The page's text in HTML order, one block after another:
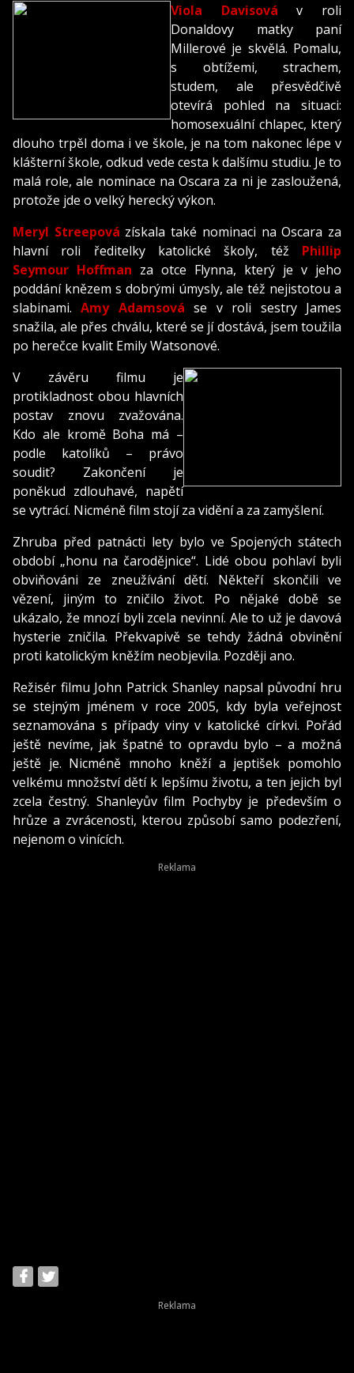
Viola Davisová v roli
Donaldovy matky paní
Millerové je skvělá. Pomalu,
s obtížemi, strachem,
studem, ale přesvědčivě
otevírá pohled na situaci:
homosexuální chlapec, který
dlouho trpěl doma i ve škole, je na tom nakonec lépe v
klášterní škole, odkud vede cesta k dalšímu studiu. Je to
malá role, ale nominace na Oscara za ni je zasloužená,
protože jde o velký herecký výkon.
Meryl Streepová získala také nominaci na Oscara za
hlavní roli ředitelky katolické školy, též Phillip
Seymour Hoffman za otce Flynna, který je v jeho
poddání knězem s dobrými úmysly, ale též nejistotou a
slabinami.Amy Adamsová se v roli sestry James
snažila, ale přes chválu, které se jí dostává, jsem toužila
po herečce kvalit Emily Watsonové.
V závěru filmu je
protikladnost obou hlavních
postav znovu zvažována.
Kdo ale kromě Boha má –
podle katolíků – právo
soudit? Zakončení je
poněkud zdlouhavé, napětí
se vytrácí. Nicméně film stojí za vidění a za zamyšlení.
Zhruba před patnácti lety bylo ve Spojených státech
období „honu na čarodějnice“. Lidé obou pohlaví byli
obviňováni ze zneužívání dětí. Někteří skončili ve
vězení, jiným to zničilo život. Po nějaké době se
ukázalo, že mnozí byli zcela nevinní. Ale to už je davová
hysterie zničila. Překvapivě se tehdy žádná obvinění
proti katolickým kněžím neobjevila. Později ano.
Režisér filmu John Patrick Shanley napsal původní hru
se stejným jménem v roce 2005, kdy byla veřejnost
seznamována s případy viny v katolické církvi. Pořád
ještě nevíme, jak špatné to opravdu bylo – a možná
ještě je. Nicméně mnoho kněží a jeptišek pomohlo
velkému množství dětí k lepšímu životu, a ten jejich byl
zcela čestný. Shanleyův film Pochyby je především o
hrůze a zvrácenosti, kterou způsobí samo podezření,
nejenom o vinících.